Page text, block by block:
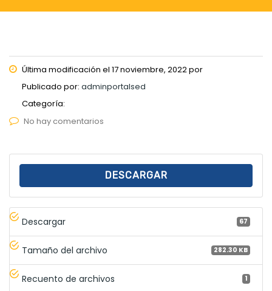
Última modificación el 17 noviembre, 2022 por
Publicado por: adminportalsed
Categoría:
No hay comentarios
DESCARGAR
Descargar 67
Tamaño del archivo 282.30 KB
Recuento de archivos 1